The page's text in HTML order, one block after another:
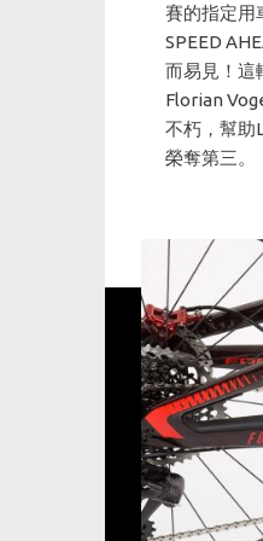
賽的指定用
SPEED
而易見！這
Florian
不朽，幫助
榮奪第三。